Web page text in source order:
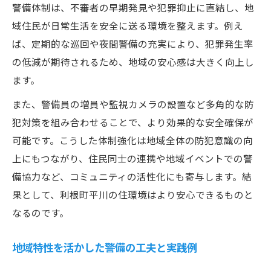
警備体制は、不審者の早期発見や犯罪抑止に直結し、地
域住民が日常生活を安全に送る環境を整えます。例え
ば、定期的な巡回や夜間警備の充実により、犯罪発生率
の低減が期待されるため、地域の安心感は大きく向上し
ます。
また、警備員の増員や監視カメラの設置など多角的な防
犯対策を組み合わせることで、より効果的な安全確保が
可能です。こうした体制強化は地域全体の防犯意識の向
上にもつながり、住民同士の連携や地域イベントでの警
備協力など、コミュニティの活性化にも寄与します。結
果として、利根町平川の住環境はより安心できるものと
なるのです。
地域特性を活かした警備の工夫と実践例